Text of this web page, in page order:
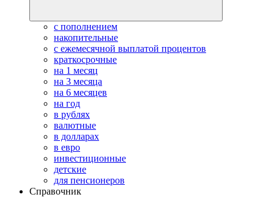
с пополнением
накопительные
с ежемесячной выплатой процентов
краткосрочные
на 1 месяц
на 3 месяца
на 6 месяцев
на год
в рублях
валютные
в долларах
в евро
инвестиционные
детские
для пенсионеров
Справочник